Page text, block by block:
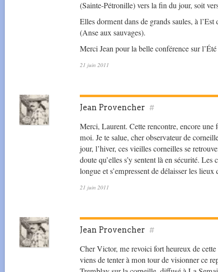
(Sainte-Pétronille) vers la fin du jour, soit
Elles dorment dans de grands saules, à
(Anse aux sauvages).
Merci Jean pour la belle conférence sur
21 juin 2011
Jean Provencher #
Merci, Laurent. Cette rencontre, encore
moi. Je te salue, cher observateur de
jour, l’hiver, ces vieilles corneilles se
doute qu’elles s’y sentent là en sécurité.
longue et s’empressent de délaisser les
21 juin 2011
Jean Provencher #
Cher Victor, me revoici fort heureux de
viens de tenter à mon tour de visionner ce